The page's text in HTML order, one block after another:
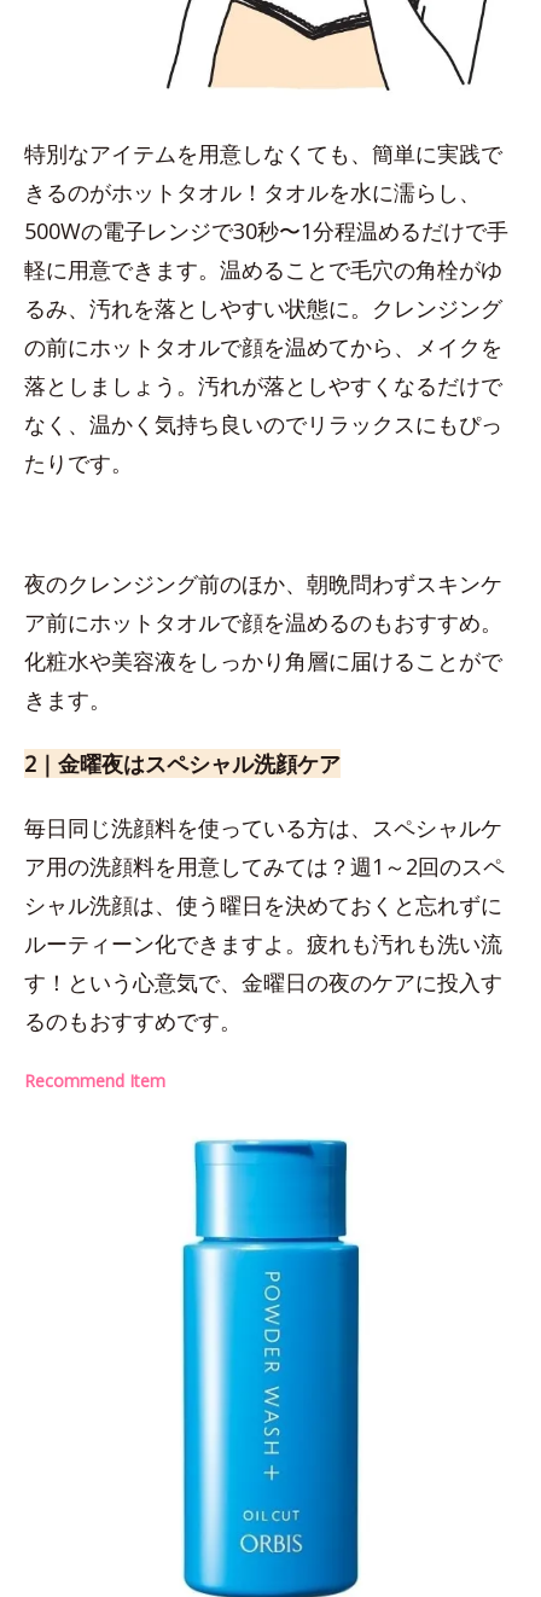
特別なアイテムを用意しなくても、簡単に実践で
きるのがホットタオル！タオルを水に濡らし、
500Wの電子レンジで30秒〜1分程温めるだけで手
軽に用意できます。温めることで毛穴の角栓がゆ
るみ、汚れを落としやすい状態に。クレンジング
の前にホットタオルで顔を温めてから、メイクを
落としましょう。汚れが落としやすくなるだけで
なく、温かく気持ち良いのでリラックスにもぴっ
たりです。
夜のクレンジング前のほか、朝晩問わずスキンケ
ア前にホットタオルで顔を温めるのもおすすめ。
化粧水や美容液をしっかり角層に届けることがで
きます。
2｜金曜夜はスペシャル洗顔ケア
毎日同じ洗顔料を使っている方は、スペシャルケ
ア用の洗顔料を用意してみては？週1～2回のスペ
シャル洗顔は、使う曜日を決めておくと忘れずに
ルーティーン化できますよ。疲れも汚れも洗い流
す！という心意気で、金曜日の夜のケアに投入す
るのもおすすめです。
Recommend Item